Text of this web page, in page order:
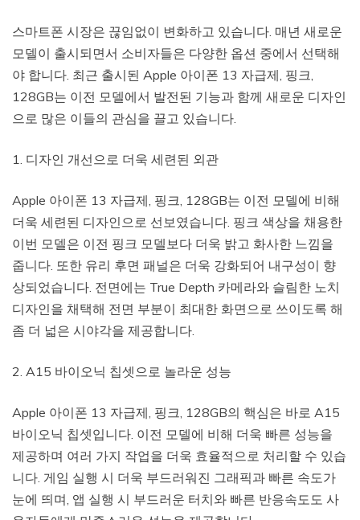
스마트폰 시장은 끊임없이 변화하고 있습니다. 매년 새로운
모델이 출시되면서 소비자들은 다양한 옵션 중에서 선택해
야 합니다. 최근 출시된 Apple 아이폰 13 자급제, 핑크,
128GB는 이전 모델에서 발전된 기능과 함께 새로운 디자인
으로 많은 이들의 관심을 끌고 있습니다.
1. 디자인 개선으로 더욱 세련된 외관
Apple 아이폰 13 자급제, 핑크, 128GB는 이전 모델에 비해
더욱 세련된 디자인으로 선보였습니다. 핑크 색상을 채용한
이번 모델은 이전 핑크 모델보다 더욱 밝고 화사한 느낌을
줍니다. 또한 유리 후면 패널은 더욱 강화되어 내구성이 향
상되었습니다. 전면에는 True Depth 카메라와 슬림한 노치
디자인을 채택해 전면 부분이 최대한 화면으로 쓰이도록 해
좀 더 넓은 시야각을 제공합니다.
2. A15 바이오닉 칩셋으로 놀라운 성능
Apple 아이폰 13 자급제, 핑크, 128GB의 핵심은 바로 A15
바이오닉 칩셋입니다. 이전 모델에 비해 더욱 빠른 성능을
제공하며 여러 가지 작업을 더욱 효율적으로 처리할 수 있습
니다. 게임 실행 시 더욱 부드러워진 그래픽과 빠른 속도가
눈에 띄며, 앱 실행 시 부드러운 터치와 빠른 반응속도도 사